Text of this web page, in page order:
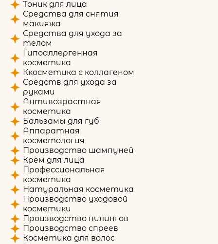
Тоник для лица
Средства для снятия
макияжа
Средства для ухода за
телом
Гипоаллергенная
косметика
Ккосметика с коллагеном
Средств для ухода за
руками
Антивозрастная
косметика
Бальзамы для губ
Аппаратная
косметология
Производство шампуней
Крем для лица
Профессиональная
косметика
Натуральная косметика
Производство уходовой
косметики
Производство пилингов
Производство спреев
Косметика для волос